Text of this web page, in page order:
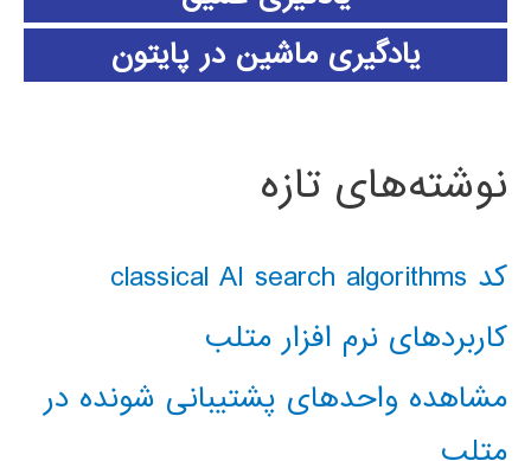
یادگیری ماشین در پایتون
نوشته‌های تازه
کد classical AI search algorithms
کاربردهای نرم افزار متلب
مشاهده واحدهای پشتیبانی شونده در
متلب